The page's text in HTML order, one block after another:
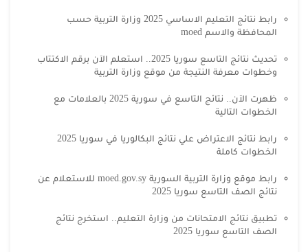
رابط نتائج التعليم الاساسي 2025 وزارة التربية حسب
المحافظة والاسم moed
تحديث نتائج التاسع سوريا 2025.. استعلم الآن برقم الاكتتاب
وخطوات معرفة النتيجة من موقع وزارة التربية
ظهرت الآن.. نتائج التاسع في سورية 2025 بالعلامات مع
الخطوات التالية
رابط نتائج الاعتراض علي نتائج البكالوريا في سوريا 2025
الخطوات كاملة
رابط موقع وزارة التربية السورية moed.gov.sy للاستعلام عن
نتائج الصف التاسع سوريا 2025
تطبيق نتائج الامتحانات من وزارة التعليم.. استخرج نتائج
الصف التاسع سوريا 2025